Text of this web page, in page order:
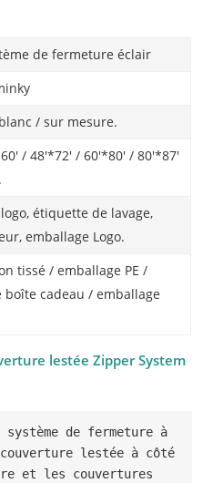
de fermeture éclair
/ sur mesure.
/ 48'*72′ / 60'*80′ / 80'*87′
étiquette de lavage,
emballage Logo.
tissé / emballage PE /
boîte cadeau / emballage
lestée Zipper System
de fermeture à
lestée à côté
et les couvertures